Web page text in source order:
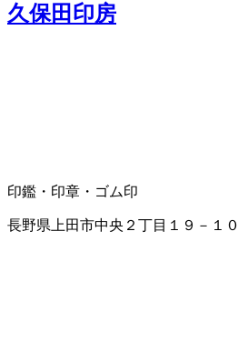
久保田印房
印鑑・印章・ゴム印
長野県上田市中央２丁目１９－１０